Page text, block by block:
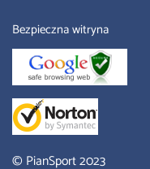
Bezpieczna witryna
© PianSport 2023